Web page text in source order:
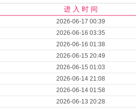
进 入 时 间
2026-06-17 00:39
2026-06-16 03:35
2026-06-16 01:38
2026-06-15 20:49
2026-06-15 01:03
2026-06-14 21:08
2026-06-14 01:58
2026-06-13 20:28